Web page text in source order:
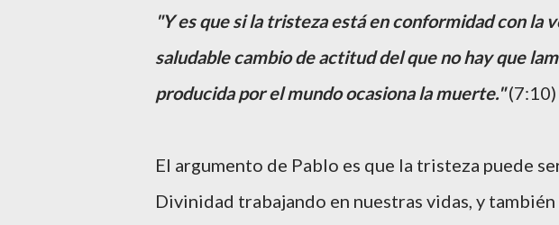
"Y es que si la tristeza está en conformidad con la
saludable cambio de actitud del que no hay que
producida por el mundo ocasiona la muerte."(7:10)
El argumento de Pablo es que la tristeza puede
Divinidad trabajando en nuestras vidas, y